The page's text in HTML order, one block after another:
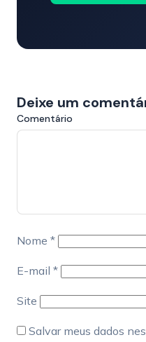
Deixe um
Comentário
Nome *
E-mail *
Site
Salvar meus dados